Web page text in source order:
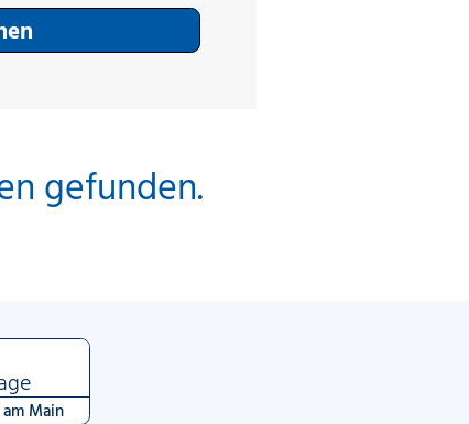
gefunden.
Main